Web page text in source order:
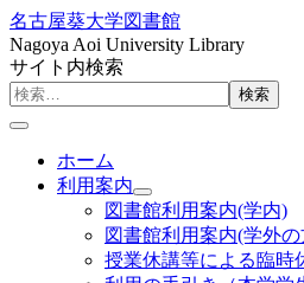
名古屋葵大学図書館
Nagoya Aoi University Library
サイト内検索
検索
ホーム
利用案内
図書館利用案内(学内)
図書館利用案内(学外
授業休講等による臨時